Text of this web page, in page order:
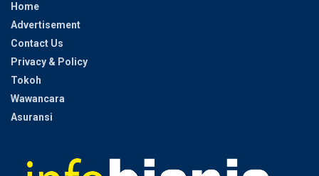
Home
Advertisement
Contact Us
Privacy & Policy
Tokoh
Wawancara
Asuransi